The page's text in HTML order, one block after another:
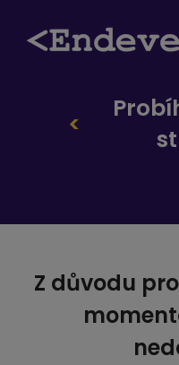
Probíhá údržba
Z důvodu